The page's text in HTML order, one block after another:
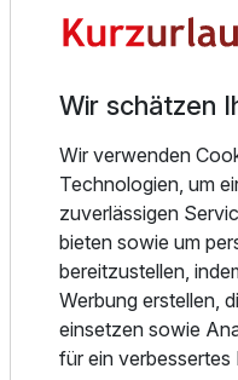
- Überdachtes
Durch die herrliche Lage
Benutzung des
ca. 27°C)
- Saunen:
Sie finden Ihren idealen
Saunalandschaft mit
Infrarotwärmekabine mit
- Grimming-Therme:
Für Thermen-Liebhaber
Wir schätzen
Wir verwenden
Technologien, um
zuverlässigen
bieten sowie um
bereitzustellen,
Werbung erstellen,
einsetzen sowie
für ein verbessertes